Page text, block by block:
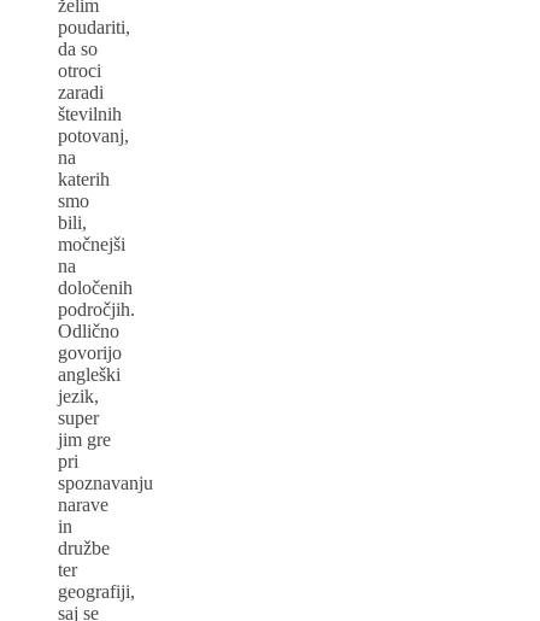
želim
poudariti,
da so
otroci
zaradi
številnih
potovanj,
na
katerih
smo
bili,
močnejši
na
določenih
področjih.
Odlično
govorijo
angleški
jezik,
super
jim gre
pri
spoznavanju
narave
in
družbe
ter
geografiji,
saj se